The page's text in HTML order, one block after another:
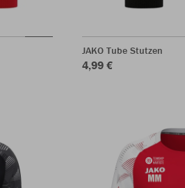
JAKO Tube Stutzen
4,99 €